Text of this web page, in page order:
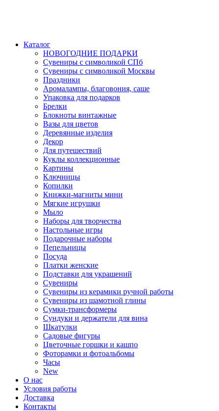
Каталог
НОВОГОДНИЕ ПОДАРКИ
Сувениры с символикой СПб
Сувениры с символикой Москвы
Праздники
Аромалампы, благовония, саше
Упаковка для подарков
Брелки
Блокноты винтажные
Вазы для цветов
Деревянные изделия
Декор
Для путешествий
Куклы коллекционные
Картины
Ключницы
Копилки
Книжки-магниты мини
Мягкие игрушки
Мыло
Наборы для творчества
Настольные игры
Подарочные наборы
Пепельницы
Посуда
Платки женские
Подставки для украшений
Сувениры
Сувениры из керамики ручной работы
Сувениры из шамотной глины
Сумки-трансформеры
Сундуки и держатели для вина
Шкатулки
Садовые фигуры
Цветочные горшки и кашпо
Фоторамки и фотоальбомы
Часы
New
О нас
Условия работы
Доставка
Контакты